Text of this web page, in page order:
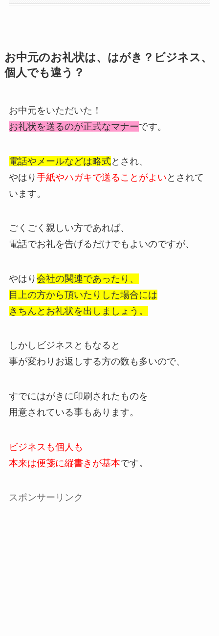
お中元のお礼状は、はがき？ビジネス、
個人でも違う？
お中元をいただいた！
お礼状を送るのが正式なマナーです。
電話やメールなどは略式とされ、
やはり手紙やハガキで送ることがよいとされて
います。
ごくごく親しい方であれば、
電話でお礼を告げるだけでもよいのですが、
やはり会社の関連であったり、
目上の方から頂いたりした場合には
きちんとお礼状を出しましょう。
しかしビジネスともなると
事が変わりお返しする方の数も多いので、
すでにはがきに印刷されたものを
用意されている事もあります。
ビジネスも個人も
本来は便箋に縦書きが基本です。
スポンサーリンク